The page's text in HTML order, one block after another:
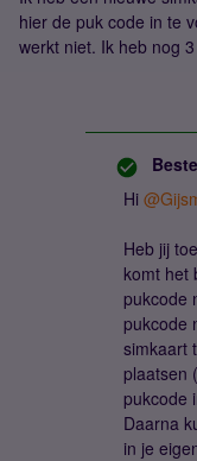
hier de puk code in te
werkt niet. Ik heb nog
Hi ​
Heb jij
komt het
pukcode
pukcode
simkaart
plaatsen
pukcode
Daarna
in je